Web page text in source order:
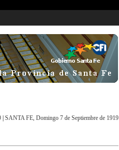
SANTA FE, Domingo 7 de Septiembre de 1919